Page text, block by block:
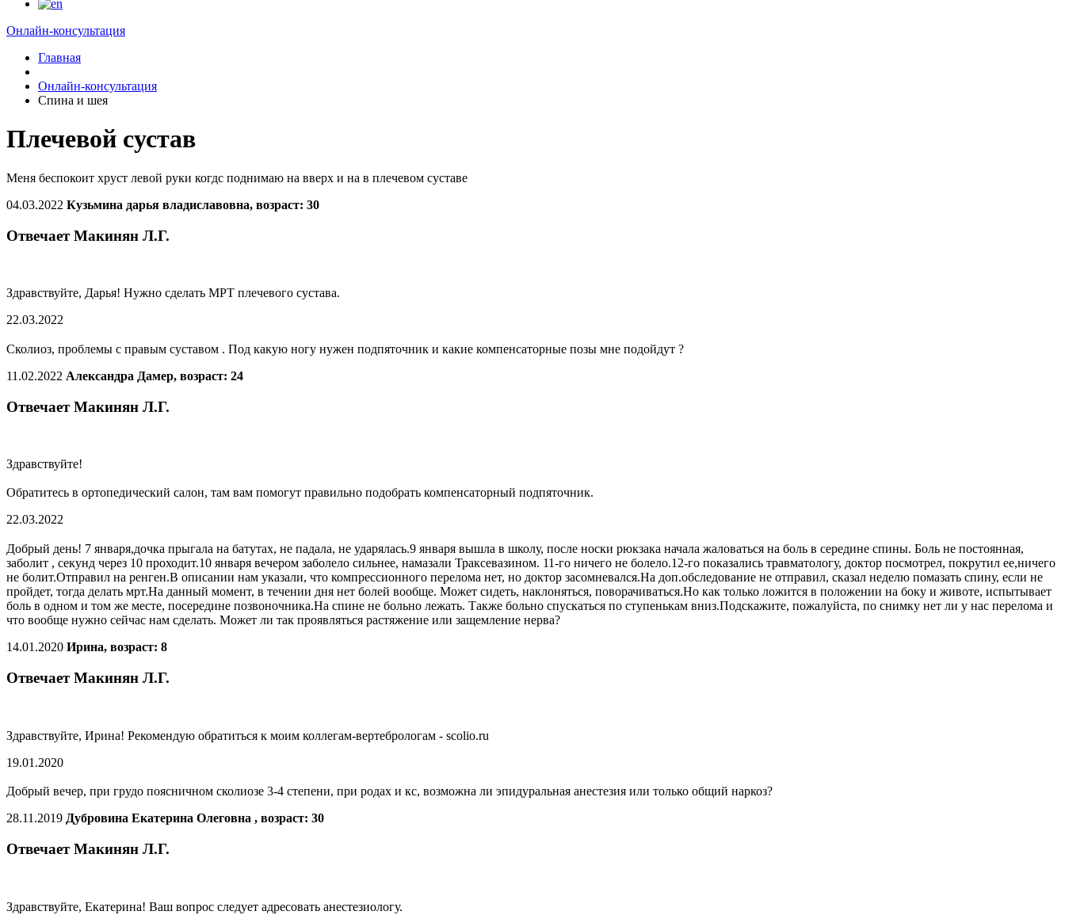
Онлайн-консультация
Главная
Онлайн-консультация
Спина и шея
Плечевой сустав
Меня беспокоит хруст левой руки когдс поднимаю на вверх и на в плечевом суставе
04.03.2022 Кузьмина дарья владиславовна, возраст: 30
Отвечает Макинян Л.Г.
Здравствуйте, Дарья! Нужно сделать МРТ плечевого сустава.
22.03.2022
Сколиоз, проблемы с правым суставом . Под какую ногу нужен подпяточник и какие компенсаторные позы мне подойдут ?
11.02.2022 Александра Дамер, возраст: 24
Отвечает Макинян Л.Г.
Здравствуйте!
Обратитесь в ортопедический салон, там вам помогут правильно подобрать компенсаторный подпяточник.
22.03.2022
Добрый день! 7 января,дочка прыгала на батутах, не падала, не ударялась.9 января вышла в школу, после носки рюкзака начала жаловаться на боль в середине спины. Боль не постоянная,
заболит , секунд через 10 проходит.10 января вечером заболело сильнее, намазали Траксевазином. 11-го ничего не болело.12-го показались травматологу, доктор посмотрел, покрутил ее,ничего
не болит.Отправил на ренген.В описании нам указали, что компрессионного перелома нет, но доктор засомневался.На доп.обследование не отправил, сказал неделю помазать спину, если не
пройдет, тогда делать мрт.На данный момент, в течении дня нет болей вообще. Может сидеть, наклоняться, поворачиваться.Но как только ложится в положении на боку и животе, испытывает
боль в одном и том же месте, посередине позвоночника.На спине не больно лежать. Также больно спускаться по ступенькам вниз.Подскажите, пожалуйста, по снимку нет ли у нас перелома и
что вообще нужно сейчас нам сделать. Может ли так проявляться растяжение или защемление нерва?
14.01.2020 Ирина, возраст: 8
Отвечает Макинян Л.Г.
Здравствуйте, Ирина! Рекомендую обратиться к моим коллегам-вертебрологам - scolio.ru
19.01.2020
Добрый вечер, при грудо поясничном сколиозе 3-4 степени, при родах и кс, возможна ли эпидуральная анестезия или только общий наркоз?
28.11.2019 Дубровина Екатерина Олеговна , возраст: 30
Отвечает Макинян Л.Г.
Здравствуйте, Екатерина! Ваш вопрос следует адресовать анестезиологу.